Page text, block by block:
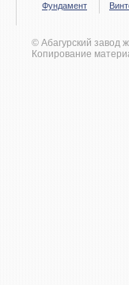
Фундамент
© Абагурский завод
Копирование